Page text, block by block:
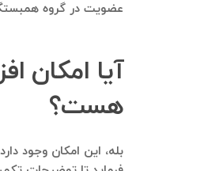
عضویت در گروه
هست؟